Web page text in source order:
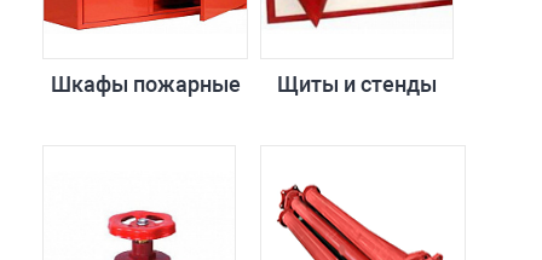
Шкафы пожарные Щиты и стенды